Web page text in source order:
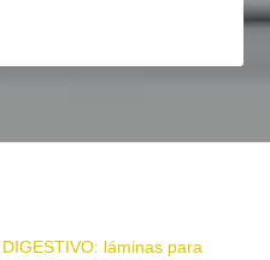
DIGESTIVO: láminas para